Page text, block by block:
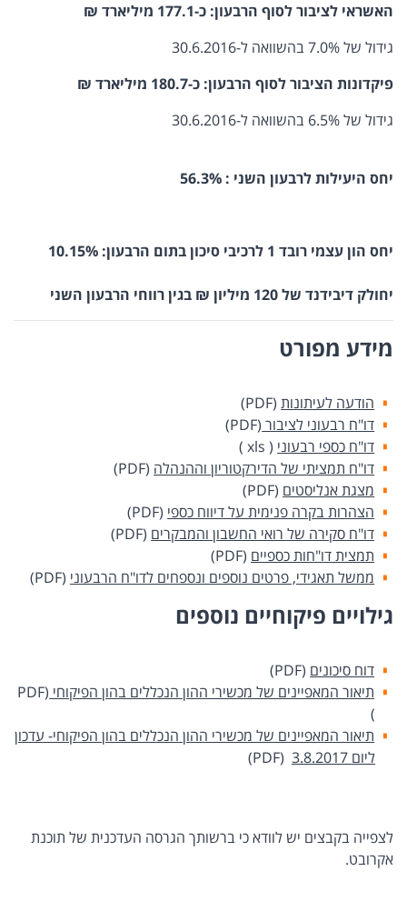
האשראי לציבורלסוף הרבעון: כ-177.1 מיליארד ₪
גידול של 7.0% בהשוואה ל-30.6.2016
פיקדונות הציבורלסוף הרבעון: כ-180.7 מיליארד ₪
גידול של 6.5% בהשוואה ל-30.6.2016
יחס היעילות לרבעון השני : 56.3%
יחס הון עצמי רובד 1 לרכיבי סיכון בתום הרבעון: 10.15%
יחולק דיבידנד של 120 מיליון ₪ בגין רווחי הרבעון השני
מידע מפורט​
הו​דעה לעיתונות​ (PDF)​
דו"ח רבעוני לציבור​ (PDF)​
דו"ח כספי רבעוני​​​​​ ( xls )​​​
דו"ח ת​מציתי של הדירקטוריון וההנהלה (PDF)​
מצגת אנליסטים​​ (PDF)​
הצהרות בקרה פנימית על דיווח כספי (PDF)​
דו"ח סקירה של רואי החשבון והמבקרים​​ (PDF)​
תמצית דו"חות כספיים (PDF)​
ממשל תאגידי, פרטים נוספים ונספחים לדו"ח הרבעוני (PDF)​
גילויים פיקוחיים נוספים
דוח סיכונים ​ ​(PDF)
תיאור המאפיינים של מכשירי ההון הנכללים בהון הפיקוחי​
)
תיאור המאפיינים של מכשירי ההון הנכללים בהון הפיקוחי- עדכון
ליום 3.8.2017
(PDF)​​
לצפייה בקבצים יש לוודא כי ברשותך הגרסה העדכנית של תוכנת
אקרובט.